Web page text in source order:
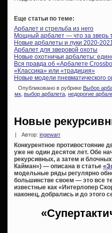
Еще статьи по теме:
Арбалет и стрельба из него
Мощный арбалет — что за зверь
Новые арбалеты и луки 2020-
Арбалет для зверовой охоты
Новые охотничьи арбалеты:
Вся правда об «Арбалете
«Классика» или «традиция»
Новые модели пневматического
Опубликовано в рубрике Выбор
мк выбор арбалета недорогие
Новые
| Автор: ingewarr
Конкурентное противостояние
уже не один десяток лет. Обе
рекурсивных, а затем и
Кайман») — описана в статье
модельные ряды регулярно
большинстве своем — это все
известные как «Интерлопер
наконец, добрались и до этого